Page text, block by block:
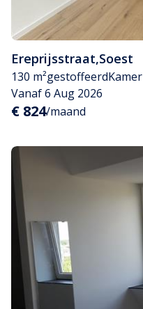
Ereprijsstraat,Soest
130 m²gestoffeerdKamer
Vanaf 6 Aug 2026
€ 824/maand